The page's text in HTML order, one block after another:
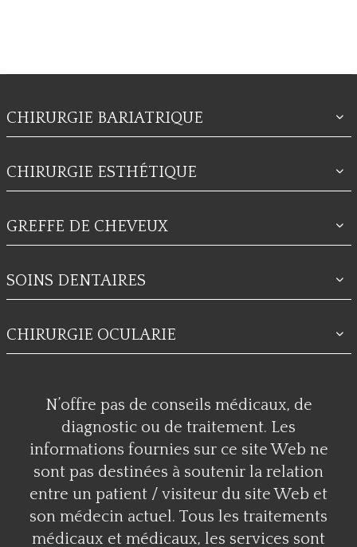
CHIRURGIE BARIATRIQUE
CHIRURGIE ESTHÉTIQUE
GREFFE DE CHEVEUX
SOINS DENTAIRES
CHIRURGIE OCULARIE
N’offre pas de conseils médicaux, de
diagnostic ou de traitement. Les
informations fournies sur ce site Web ne
sont pas destinées à soutenir la relation
entre un patient / visiteur du site Web et
son médecin actuel. Tous les traitements
médicaux et médicaux, les services sont